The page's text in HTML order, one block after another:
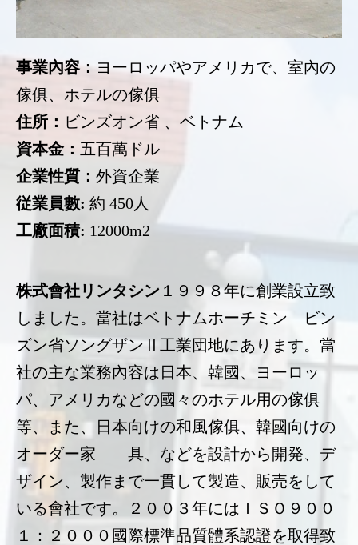
事業內容：ヨーロッパやアメリカで、室內の
傢俱、ホテルの傢俱
住所： ビンズオン省 、ベトナム
資本金： 五百萬ドル
企業性質： 外資企業
従業員數: 約 450人
工廠面積: 12000m2
株式會社リンタシン １９９８年に創業設立致
しました。當社はベトナムホーチミン ビン
ズン省ソングザンⅡ工業団地にあります。當
社の主な業務內容は日本、韓國、ヨーロッ
パ、アメリカなどの國々のホテル用の傢俱
等、また、日本向けの和風傢俱、韓國向けの
オーダー家 具、などを設計から開発、デ
ザイン、製作まで一貫して製造、販売をして
いる會社です。２００３年にはＩＳＯ９００
１：２０００國際標準品質體系認證を取得致